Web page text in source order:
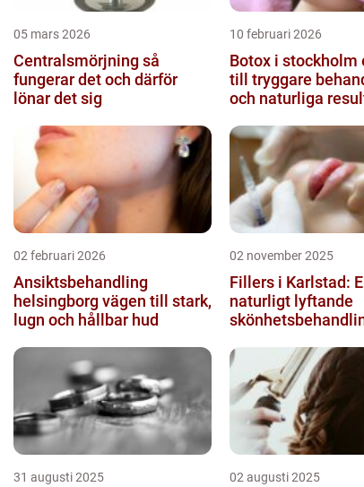
05 mars 2026
Centralsmörjning så
fungerar det och därför
lönar det sig
10 februari 2026
Botox i stockholm en guide
till tryggare
och naturliga
02 februari 2026
Ansiktsbehandling
helsingborg vägen till stark,
lugn och hållbar hud
02 november 2025
Fillers i Karlstad:
naturligt lyftande
31 augusti 2025 02 augusti 2025